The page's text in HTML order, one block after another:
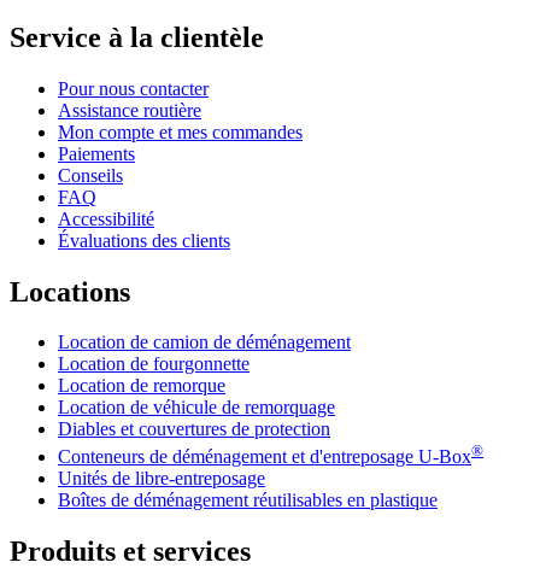
Service à la clientèle
Pour nous contacter
Assistance routière
Mon compte et mes commandes
Paiements
Conseils
FAQ
Accessibilité
Évaluations des clients
Locations
Location de camion de déménagement
Location de fourgonnette
Location de remorque
Location de véhicule de remorquage
Diables et couvertures de protection
Conteneurs de déménagement et d'entreposage U-Box®
Unités de libre-entreposage
Boîtes de déménagement réutilisables en plastique
Produits et services